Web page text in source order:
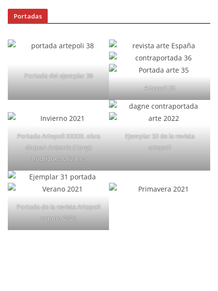
Portadas
Portada del ejemplar 36
Artepoli 35
Portada Artepoli XXXIII. obra
de Juan Antonio (Tony)
Rodríguez Olivares
Ejemplar 32 de la revista
artepoli
Portada de la revista Artepoli
verano 2021